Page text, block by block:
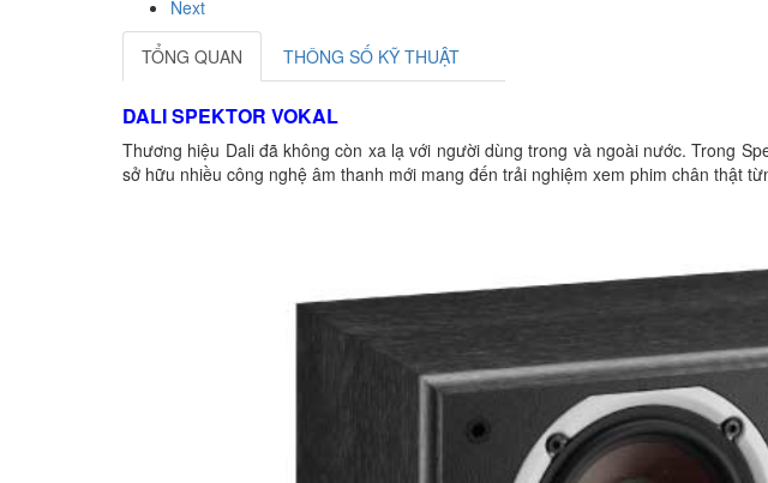
Next
TỔNG QUAN THÔNG SỐ KỸ THUẬT
DALI SPEKTOR VOKAL
Thương hiệu Dali đã không còn xa lạ với người dùng trong và ngoài nước. Trong
sở hữu nhiều công nghệ âm thanh mới mang đến trải nghiệm xem phim chân thật